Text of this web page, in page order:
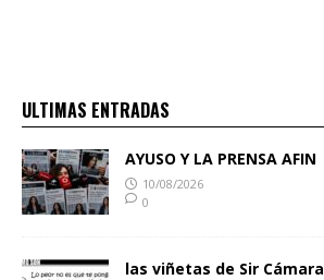
ULTIMAS ENTRADAS
AYUSO Y LA PRENSA AFIN
10/08/2026
0
las viñetas de Sir Cámara